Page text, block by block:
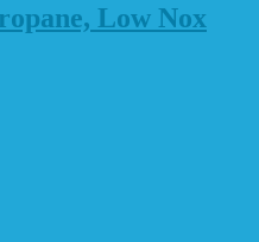
Low Nox